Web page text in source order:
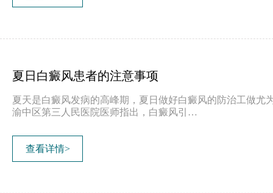
夏日白癜风患者的注意事项
夏天是白癜风发病的高峰期，夏日做好白癜风的防治工做尤
渝中区第三人民医院医师指出，白癜风引…
查看详情>